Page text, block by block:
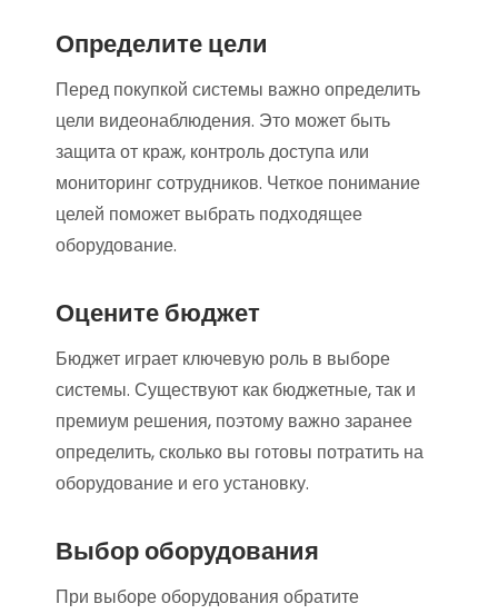
Определите цели
Перед покупкой системы важно определить
цели видеонаблюдения. Это может быть
защита от краж, контроль доступа или
мониторинг сотрудников. Четкое понимание
целей поможет выбрать подходящее
оборудование.
Оцените бюджет
Бюджет играет ключевую роль в выборе
системы. Существуют как бюджетные, так и
премиум решения, поэтому важно заранее
определить, сколько вы готовы потратить на
оборудование и его установку.
Выбор оборудования
При выборе оборудования обратите